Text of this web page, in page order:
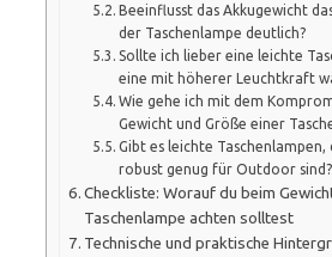
Beeinflusst das Akkugewicht
der Taschenlampe deutlich?
Sollte ich lieber eine leichte
eine mit höherer Leuchtkraft
Wie gehe ich mit dem
Gewicht und Größe einer
Gibt es leichte
robust genug für Outdoor sind?
Checkliste: Worauf du beim
Taschenlampe achten solltest
Technische und praktische